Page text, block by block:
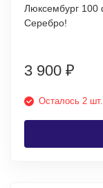
Люксембург 100
Серебро!
3 900 ₽
Осталось 2 шт.